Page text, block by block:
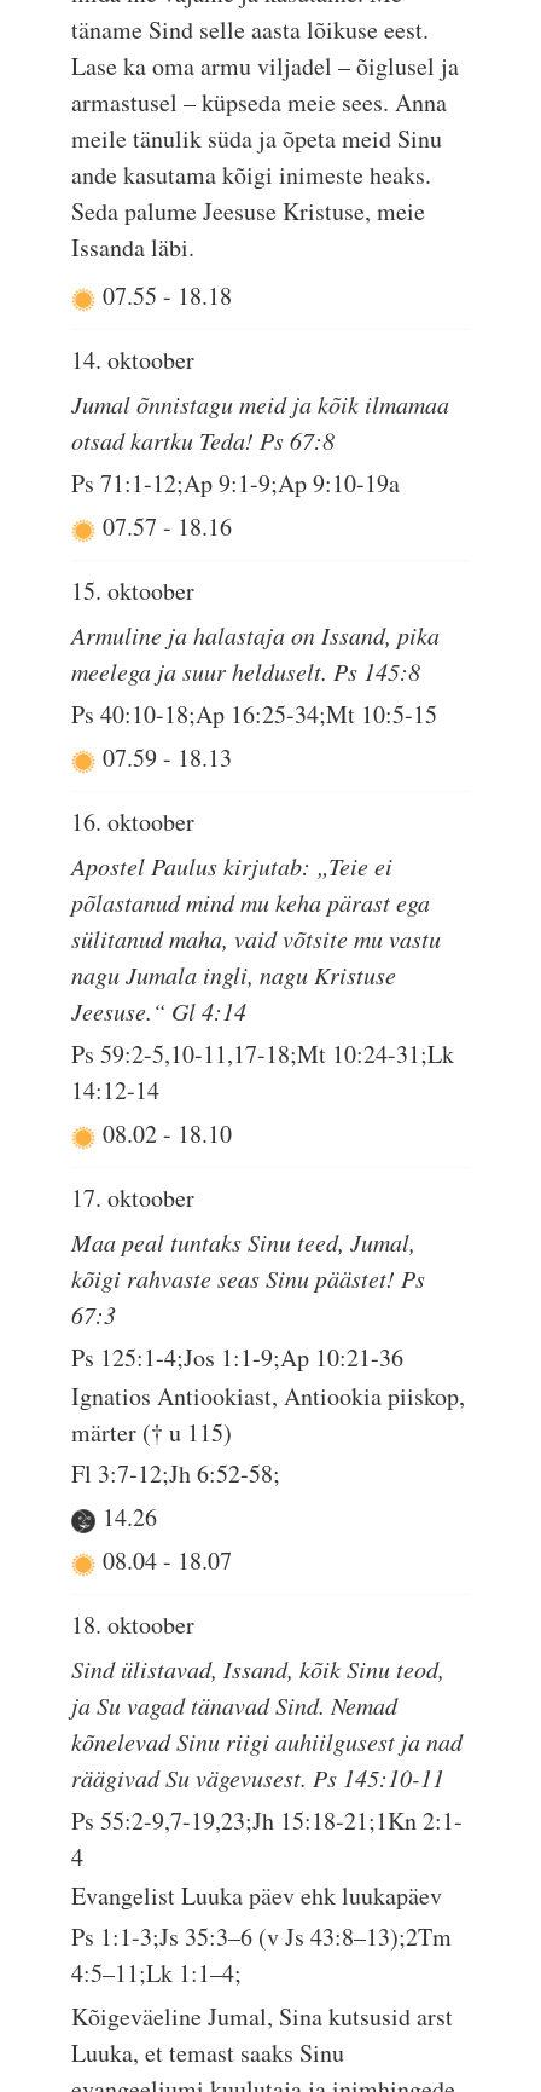
täname Sind selle aasta lõikuse eest.
Lase ka oma armu viljadel – õiglusel ja
armastusel – küpseda meie sees. Anna
meile tänulik süda ja õpeta meid Sinu
ande kasutama kõigi inimeste heaks.
Seda palume Jeesuse Kristuse, meie
Issanda läbi.
07.55- 18.18
14. oktoober
Jumal õnnistagu meid ja kõik ilmamaa
otsad kartku Teda! Ps 67:8
Ps 71:1-12;Ap 9:1-9;Ap 9:10-19a
07.57- 18.16
15. oktoober
Armuline ja halastaja on Issand, pika
meelega ja suur helduselt. Ps 145:8
Ps 40:10-18;Ap 16:25-34;Mt 10:5-15
07.59- 18.13
16. oktoober
Apostel Paulus kirjutab: „Teie ei
põlastanud mind mu keha pärast ega
sülitanud maha, vaid võtsite mu vastu
nagu Jumala ingli, nagu Kristuse
Jeesuse.“ Gl 4:14
Ps 59:2-5,10-11,17-18;Mt 10:24-31;Lk
14:12-14
08.02- 18.10
17. oktoober
Maa peal tuntaks Sinu teed, Jumal,
kõigi rahvaste seas Sinu päästet! Ps
67:3
Ps 125:1-4;Jos 1:1-9;Ap 10:21-36
Ignatios Antiookiast, Antiookia piiskop,
märter († u 115)
Fl 3:7-12;Jh 6:52-58;
14.26
08.04- 18.07
18. oktoober
Sind ülistavad, Issand, kõik Sinu teod,
ja Su vagad tänavad Sind. Nemad
kõnelevad Sinu riigi auhiilgusest ja nad
räägivad Su vägevusest. Ps 145:10-11
Ps 55:2-9,7-19,23;Jh 15:18-21;1Kn 2:1-
4
Evangelist Luuka päev ehk luukapäev
Ps 1:1-3;Js 35:3–6 (v Js 43:8–13);2Tm
4:5–11;Lk 1:1–4;
Kõigeväeline Jumal, Sina kutsusid arst
Luuka, et temast saaks Sinu